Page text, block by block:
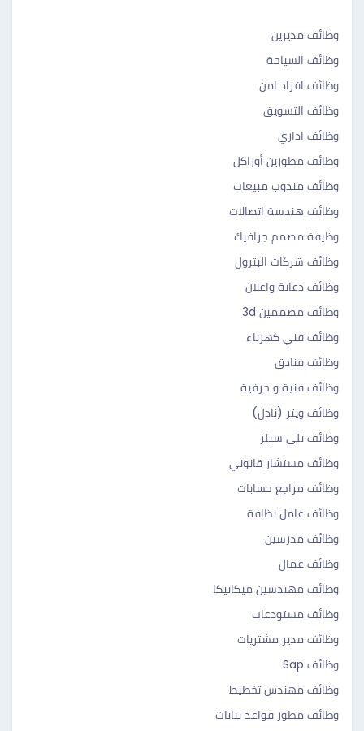
وظائف مديرين
وظائف السياحة
وظائف افراد امن
وظائف التسويق
وظائف اداري
وظائف مطورين أوراكل
وظائف مندوب مبيعات
وظائف هندسة اتصالات
وظيفة مصمم جرافيك
وظائف شركات البترول
وظائف دعاية واعلان
وظائف مصممين 3d
وظائف فني كهرباء
وظائف فنادق
وظائف فنية و حرفية
وظائف ويتر (نادل)
وظائف تلى سيلز
وظائف مستشار قانوني
وظائف مراجع حسابات
وظائف عامل نظافة
وظائف مدرسين
وظائف عمال
وظائف مهندسين ميكانيكا
وظائف مستودعات
وظائف مدير مشتريات
وظائف Sap
وظائف مهندس تخطيط
وظائف مطور قواعد بيانات